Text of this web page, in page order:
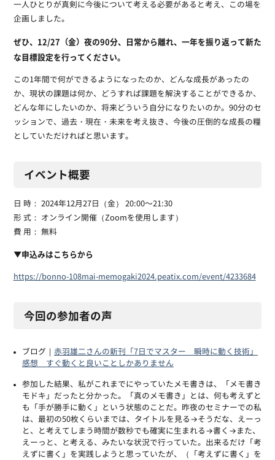
一人ひとりが真剣に今後について考える必要があると考え、この場を
企画しました。
ぜひ、12/27（金）夜の90分、日常から離れ、一年を振り返って新た
な目標設定を行ってください。
この1年間で何ができるようになったのか、どんな成長があったの
か、現状の課題は何か、どうすれば課題を解決することができるか、
どんな年にしたいのか、将来どういう自分になりたいのか。90分のセ
ッションで、過去・現在・未来を考え抜き、今後の圧倒的な成長の糧
としていただければと思います。
イベント概要
日 時： 2024年12月27日（金） 20:00〜21:30
形 式： オンライン開催（Zoomを使用します）
費 用： 無料
▼申込みはこちらから
https://bonno-108mai-memogaki2024.peatix.com/event/4233684
今回の参加者の声
ブログ｜ 赤羽雄二さんの新刊「7日でマスター 瞬時に動く技術」
感想 すぐ動くと良いことしかありません
参加した結果、私がこれまでにやっていたメモ書きは、「メモ書き
モドキ」だったと分かった。「真のメモ書き」とは、何も考えずと
も「手が勝手に動く」という状態のことだ。昨夜のセミナーでの私
は、最初の50枚くらいまでは、タイトルを見る→そうだな、えーっ
と、と考えてしまう時間が数秒でも確実に生まれる→書く→また、
えーっと、と考える、みたいな状況で行っていた。出来るだけ「考
えずに書く」を実践しようと思っていたが、（「考えずに書く」を